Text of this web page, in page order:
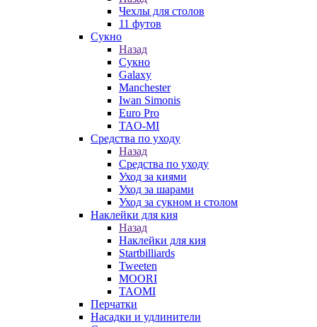
Чехлы для столов
11 футов
Сукно
Назад
Сукно
Galaxy
Manchester
Iwan Simonis
Euro Pro
TAO-MI
Средства по уходу
Назад
Средства по уходу
Уход за киями
Уход за шарами
Уход за сукном и столом
Наклейки для кия
Назад
Наклейки для кия
Startbilliards
Tweeten
MOORI
TAOMI
Перчатки
Насадки и удлинители